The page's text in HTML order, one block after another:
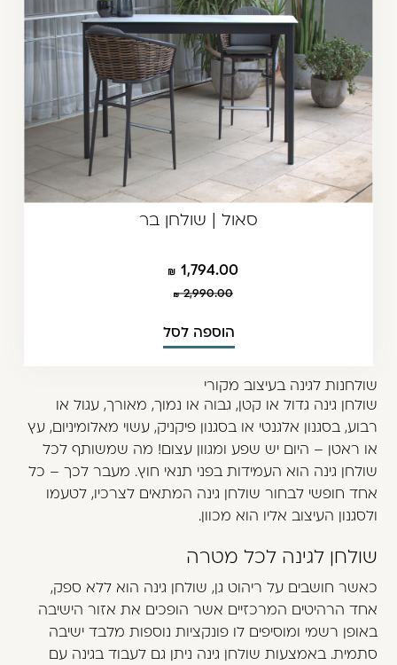
סאול | שולחן בר
1,794.00
2,990.00
הוספה לסל
שולחנות לגינה בעיצוב מקורי
שולחן גינה גדול או קטן, גבוה או נמוך, מאורך, עגול או
רבוע, בסגנון אלגנטי או בסגנון פיקניק, עשוי מאלומיניום, עץ
או ראטן – היום יש שפע ומגוון עצום! מה שמשותף לכל
שולחן גינה הוא העמידות בפני תנאי חוץ. מעבר לכך – כל
אחד חופשי לבחור שולחן גינה המתאים לצרכיו, לטעמו
ולסגנון העיצוב אליו הוא מכוון.
שולחן לגינה לכל מטרה
כאשר חושבים על ריהוט גן, שולחן גינה הוא ללא ספק,
אחד הרהיטים המרכזיים אשר הופכים את אזור הישיבה
באופן רשמי ומוסיפים לו פונקציות נוספות מלבד ישיבה
סתמית. באמצעות שולחן גינה ניתן גם לעבוד בגינה עם